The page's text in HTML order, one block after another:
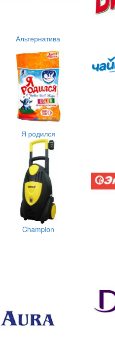
Альтернатива
Я родился
Champion